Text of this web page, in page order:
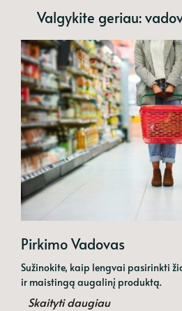
Valgykite geriau:
Pirkimo Vadovas
Sužinokite, kaip lengvai pasirinkti
ir maistingą augalinį produktą.
Skaityti daugiau